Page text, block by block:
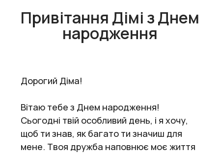
Привітання Дімі з Днем
народження
Дорогий Діма!
Вітаю тебе з Днем народження!
Сьогодні твій особливий день, і я хочу,
щоб ти знав, як багато ти значиш для
мене. Твоя дружба наповнює моє життя